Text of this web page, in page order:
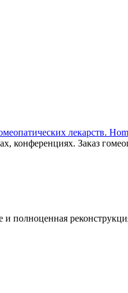
лекарств.
конференциях. Заказ
полноценная